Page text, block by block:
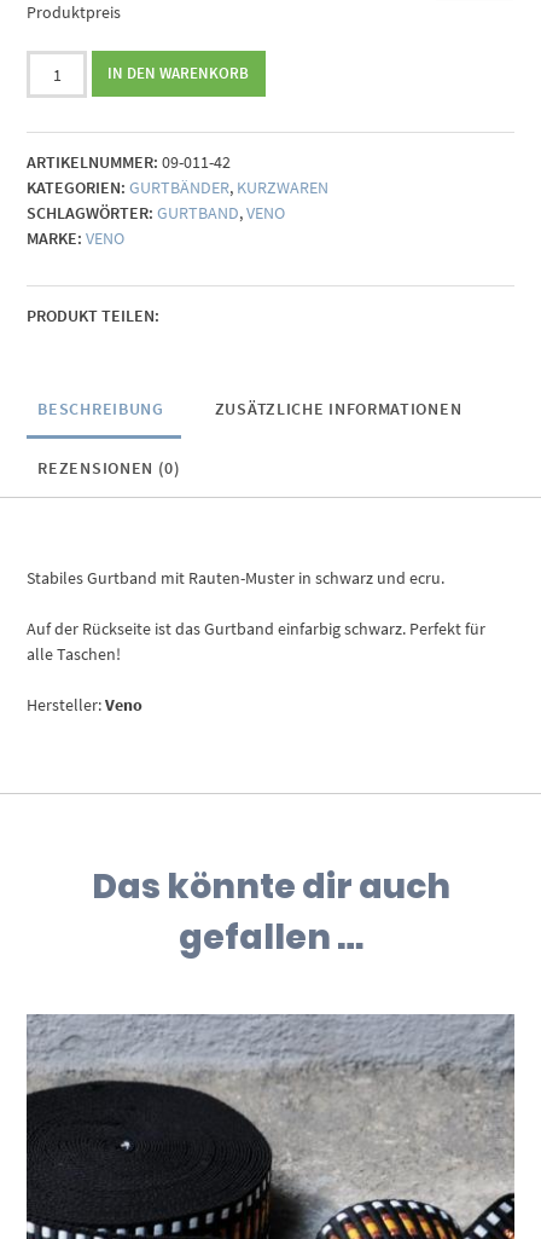
Produktpreis
Gurtband
Rauten
ecru
Menge
IN DEN WARENKORB
ARTIKELNUMMER: 09-011-42
KATEGORIEN: GURTBÄNDER, KURZWAREN
SCHLAGWÖRTER: GURTBAND,VENO
MARKE:VENO
PRODUKT TEILEN:
BESCHREIBUNG ZUSÄTZLICHE INFORMATIONEN
REZENSIONEN (0)
Stabiles Gurtband mit Rauten-Muster in schwarz und ecru.
Auf der Rückseite ist das Gurtband einfarbig schwarz. Perfekt für
alle Taschen!
Hersteller:Veno
Das könnte dir auch
gefallen …